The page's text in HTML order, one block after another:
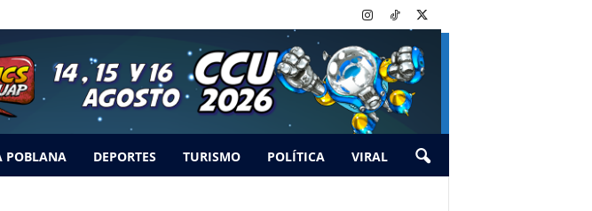
POBLANA DEPORTES TURISMO POLÍTICA VIRAL